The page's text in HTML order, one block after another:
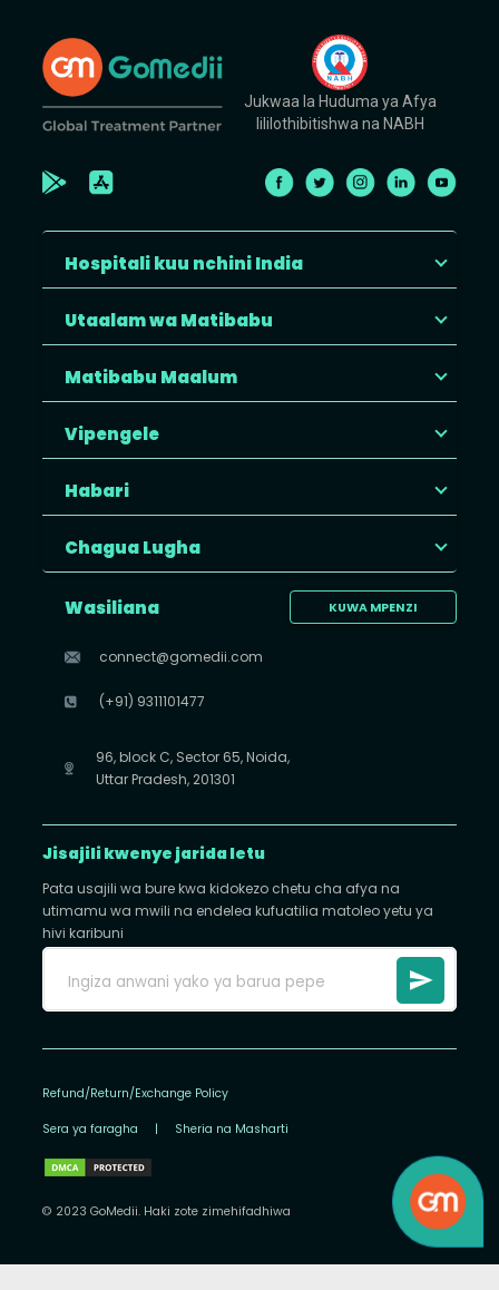
Jukwaa la Huduma ya Afya
lililothibitishwa na NABH
Hospitali kuu nchini India
Utaalam wa Matibabu
Matibabu Maalum
Vipengele
Habari
Chagua Lugha
KUWA MPENZI
Wasiliana
connect@gomedii.com
(+91) 9311101477
96, block C, Sector 65, Noida,
Uttar Pradesh, 201301
Jisajili kwenye jarida letu
Pata usajili wa bure kwa kidokezo chetu cha afya na
utimamu wa mwili na endelea kufuatilia matoleo yetu ya
hivi karibuni
Refund/Return/Exchange Policy
Sera ya faragha | Sheria na Masharti
© 2023 GoMedii. Haki zote zimehifadhiwa